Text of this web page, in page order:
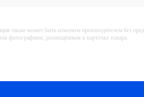
также может быть изменена производителем без
фотографиям, размещённым в карточке товара.